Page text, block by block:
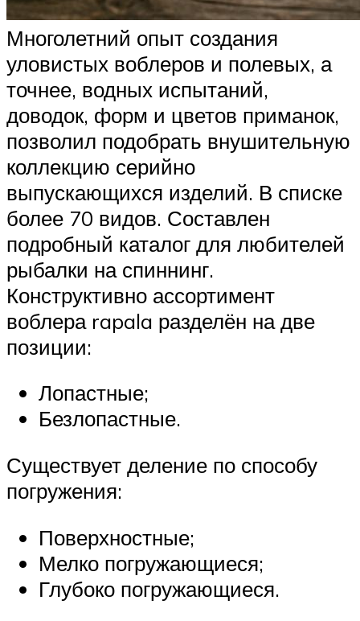
Многолетний опыт создания
уловистых воблеров и полевых, а
точнее, водных испытаний,
доводок, форм и цветов приманок,
позволил подобрать внушительную
коллекцию серийно
выпускающихся изделий. В списке
более 70 видов. Составлен
подробный каталог для любителей
рыбалки на спиннинг.
Конструктивно ассортимент
воблера rapala разделён на две
позиции:
Лопастные;
Безлопастные.
Существует деление по способу
погружения:
Поверхностные;
Мелко погружающиеся;
Глубоко погружающиеся.